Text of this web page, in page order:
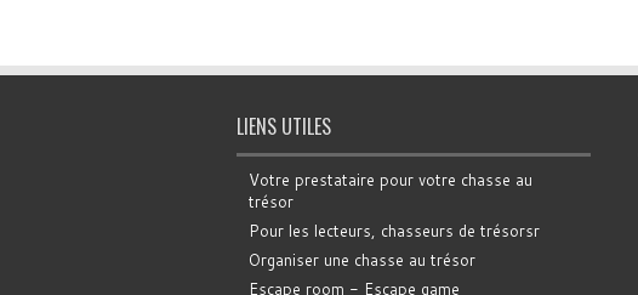
LIENS UTILES
Votre prestataire pour votre chasse au
trésor
Pour les lecteurs, chasseurs de trésorsr
Organiser une chasse au trésor
Escape room - Escape game